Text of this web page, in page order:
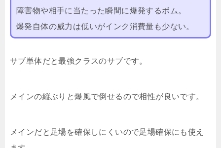
障害物や相手に当たった瞬間に爆発するボム。
爆発自体の威力は低いがインク消費量も少ない。
サブ単体だと最強クラスのサブです。
メインの縦ぶりと爆風で倒せるので相性が良いです。
メインだと足場を確保しにくいので足場確保にも使え